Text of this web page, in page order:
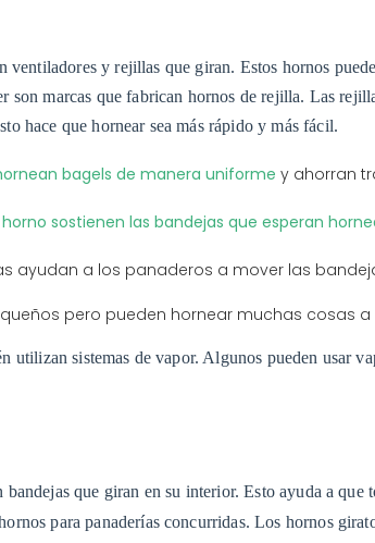
y rejillas que giran. Estos hornos
son marcas que fabrican hornos de rejilla. Las
hace que hornear sea más rápido y más fácil.
bagels de manera uniforme y ahorran
sostienen las bandejas que esperan
ayudan a los panaderos a mover las
pero pueden hornear muchas cosas a
utilizan sistemas de vapor. Algunos pueden usar
que giran en su interior. Esto ayuda a que
para panaderías concurridas. Los hornos